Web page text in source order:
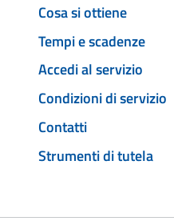
Cosa si ottiene
Tempi e scadenze
Accedi al servizio
Condizioni di servizio
Contatti
Strumenti di tutela